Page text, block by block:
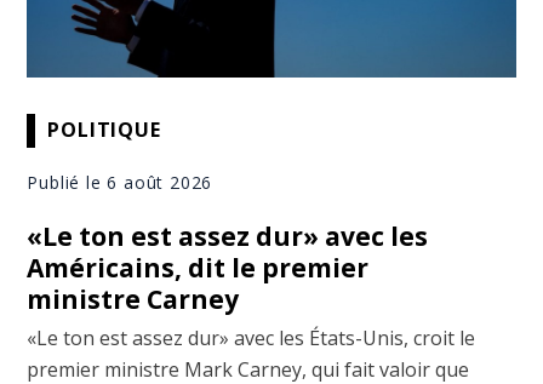
POLITIQUE
Publié le 6 août 2026
«Le ton est assez dur» avec les
Américains, dit le premier
ministre Carney
«Le ton est assez dur» avec les États-Unis, croit le
premier ministre Mark Carney, qui fait valoir que